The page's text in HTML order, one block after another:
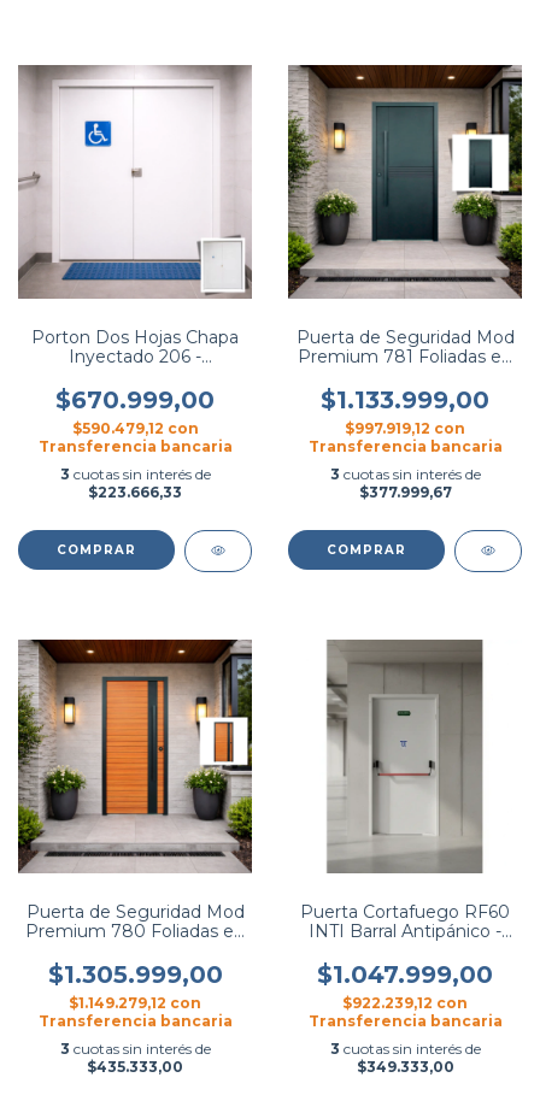
Porton Dos Hojas Chapa
Inyectado 206 -
$670.999,00
$590.479,12 con
Transferencia bancaria
3 cuotas sin interés de
$223.666,33
COMPRAR
Puerta de Seguridad Mod
Premium 781 Foliadas en
$1.133.999,00
$997.919,12 con
Transferencia bancaria
3 cuotas sin interés de
$377.999,67
COMPRAR
Puerta de Seguridad Mod
Premium 780 Foliadas en
$1.305.999,00
$1.149.279,12 con
Transferencia bancaria
3 cuotas sin interés de
$435.333,00
Puerta Cortafuego RF60
INTI Barral Antipánico -
$1.047.999,00
$922.239,12 con
Transferencia bancaria
3 cuotas sin interés de
$349.333,00